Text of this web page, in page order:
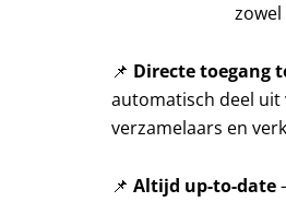
📌 Directe toegang
automatisch deel uit
verzamelaars en
📌 Altijd up-to-date